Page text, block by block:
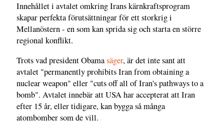
Innehållet i avtalet omkring Irans kärnkraftsprogram
skapar perfekta förutsättningar för ett storkrig i
Mellanöstern - en som kan sprida sig och starta en större
regional konflikt.
Trots vad president Obamasäger, är det inte sant att
avtalet "permanently prohibits Iran from obtaining a
nuclear weapon" eller "cuts off all of Iran's pathways to a
bomb". Avtalet innebär att USA har accepterat att Iran
efter 15 år, eller tidigare, kan bygga så många
atombomber som de vill.